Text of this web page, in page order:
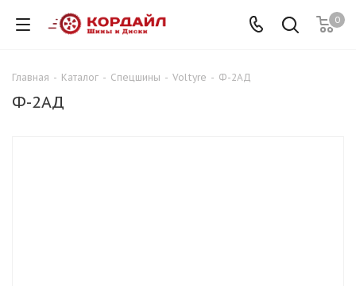
0
Главная - Каталог - Спецшины - Voltyre - Ф-2АД
Ф-2АД